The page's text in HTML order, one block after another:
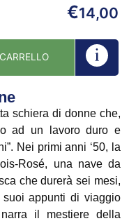
€14,00
schiera di donne che,
ad un lavoro duro e
Nei primi anni ‘50, la
Rosé, una nave da
che durerà sei mesi,
appunti di viaggio
il mestiere della